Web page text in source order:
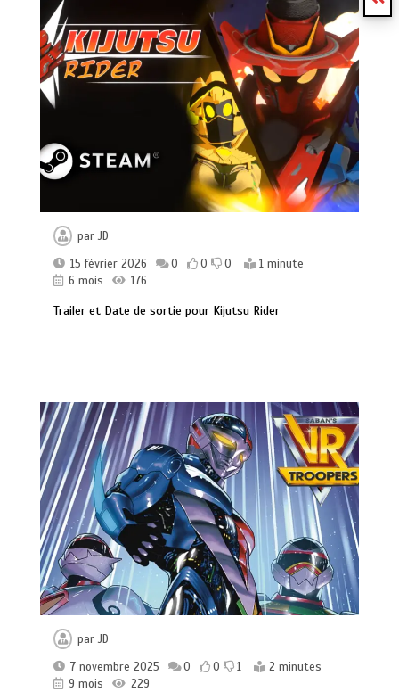
parJD
15 février 2026
0 0 0
1 minute
6 mois
176
Trailer et Date de sortie pour Kijutsu Rider
parJD
7 novembre 2025
0 0 1
2 minutes
9 mois
229